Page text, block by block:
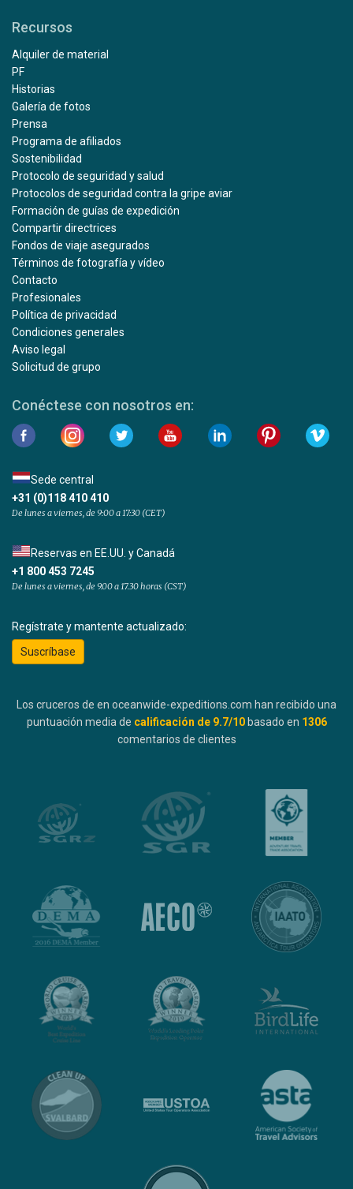
Recursos
Alquiler de material
PF
Historias
Galería de fotos
Prensa
Programa de afiliados
Sostenibilidad
Protocolo de seguridad y salud
Protocolos de seguridad contra la gripe aviar
Formación de guías de expedición
Compartir directrices
Fondos de viaje asegurados
Términos de fotografía y vídeo
Contacto
Profesionales
Política de privacidad
Condiciones generales
Aviso legal
Solicitud de grupo
Conéctese con nosotros en:
Sede central
+31 (0)118 410 410
De lunes a viernes, de 9:00 a 17:30 (CET)
Reservas en EE.UU. y Canadá
+1 800 453 7245
De lunes a viernes, de 9.00 a 17.30 horas (CST)
Regístrate y mantente actualizado:
Suscríbase
Los cruceros de en oceanwide-expeditions.com han recibido una
puntuación media de calificación de 9.7/10 basado en 1306
comentarios de clientes